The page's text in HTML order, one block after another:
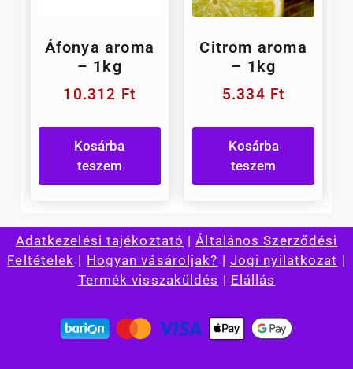
Áfonya aroma
– 1kg
10.312 Ft
Kosárba
teszem
Citrom aroma
– 1kg
5.334 Ft
Kosárba
teszem
Adatkezelési tajékoztató |Általános Szerződési
Feltételek | Hogyan vásároljak? | Jogi nyilatkozat |
Termék visszaküldés | Elállás